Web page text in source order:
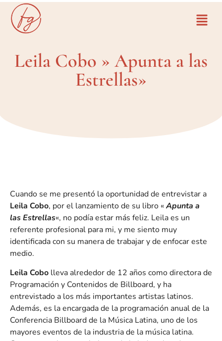
Leila Cobo » Apunta a las
Estrellas»
Cuando se me presentó la oportunidad de entrevistar a
Leila Cobo, por el lanzamiento de su libro « Apunta a
las Estrellas«, no podía estar más feliz. Leila es un
referente profesional para mi, y me siento muy
identificada con su manera de trabajar y de enfocar este
medio.
Leila Cobo lleva alrededor de 12 años como directora de
Programación y Contenidos de Billboard, y ha
entrevistado a los más importantes artistas latinos.
Además, es la encargada de la programación anual de la
Conferencia Billboard de la Música Latina, uno de los
mayores eventos de la industria de la música latina.